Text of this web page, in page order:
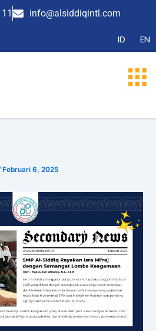
info@alsiddiqintl.com
ID EN
Februari 6, 2025